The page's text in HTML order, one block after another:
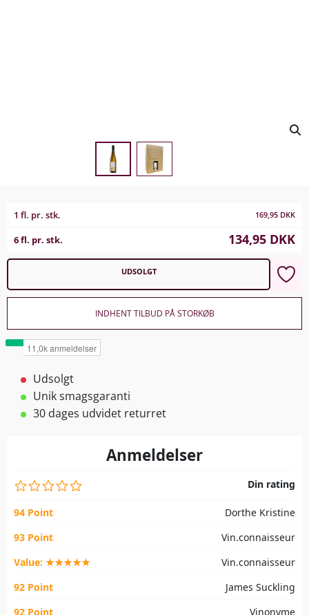
1 fl. pr. stk. 169,95 DKK
6 fl. pr. stk. 134,95 DKK
UDSOLGT
INDHENT TILBUD PÅ STORKØB
Udsolgt
Unik smagsgaranti
30 dages udvidet returret
Anmeldelser
Din rating
94 Point
Dorthe Kristine
93 Point
Vin.connaisseur
Value: ★★★★★
Vin.connaisseur
92 Point
James Suckling
92 Point
Vinonyme